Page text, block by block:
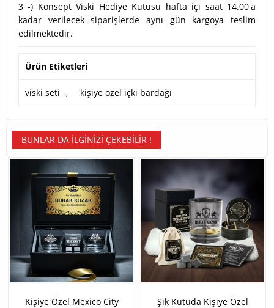
3 -) Konsept Viski Hediye Kutusu hafta içi saat 14.00'a
kadar verilecek siparişlerde aynı gün kargoya teslim
edilmektedir.
Ürün Etiketleri
viski seti , kişiye özel içki bardağı
BUNLAR DA İLGINIZI ÇEKEBILIR !
Kişiye Özel Mexico City Şık Kutuda Kişiye Özel